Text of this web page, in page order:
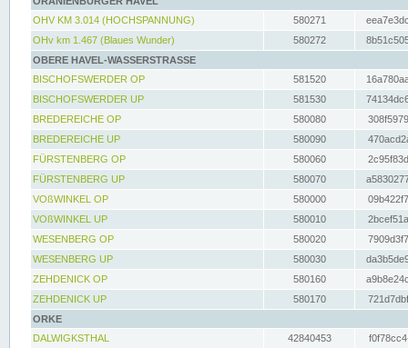
OHV KM 3.014 (HOCHSPANNUNG)
580271
OHv km 1.467 (Blaues Wunder)
580272
OBERE HAVEL-WASSERSTRASSE
BISCHOFSWERDER OP
581520
BISCHOFSWERDER UP
581530
BREDEREICHE OP
580080
BREDEREICHE UP
580090
FÜRSTENBERG OP
580060
FÜRSTENBERG UP
580070
VOßWINKEL OP
580000
VOßWINKEL UP
580010
WESENBERG OP
580020
WESENBERG UP
580030
ZEHDENICK OP
580160
ZEHDENICK UP
580170
ORKE
DALWIGKSTHAL
42840453